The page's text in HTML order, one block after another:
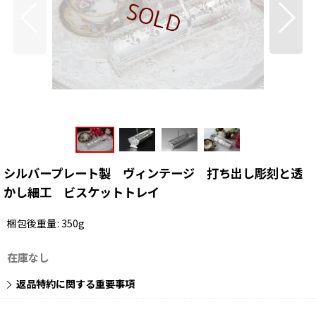
シルバープレート製 ヴィンテージ 打ち出し彫刻と透
かし細工 ビスケットトレイ
梱包後重量: 350g
在庫なし
返品特約に関する重要事項